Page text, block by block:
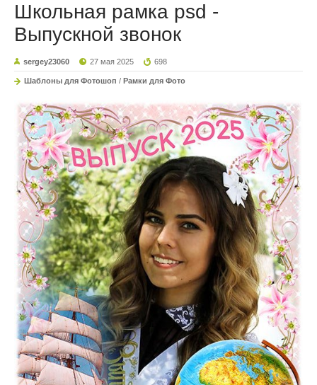
Школьная рамка psd -
Выпускной звонок
sergey23060 27 мая 2025 698
Шаблоны для Фотошоп / Рамки для Фото